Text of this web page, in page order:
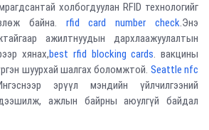
холбогдуулан RFID технологийг
байна. rfid card number check.Энэ
ажилтнуудын дархлаажуулалтын
хянах,best rfid blocking cards. вакцины
шуурхай шалгах боломжтой. Seattle nfc
эрүүл мэндийн үйлчилгээний
ажлын байрны аюулгүй байдал